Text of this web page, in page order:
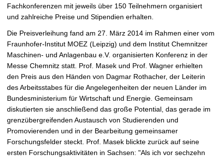
Fachkonferenzen mit jeweils über 150 Teilnehmern organisiert
und zahlreiche Preise und Stipendien erhalten.
Die Preisverleihung fand am 27. März 2014 im Rahmen einer vom
Fraunhofer-Institut MOEZ (Leipzig) und dem Institut Chemnitzer
Maschinen- und Anlagenbau e.V. organisierten Konferenz in der
Messe Chemnitz statt. Prof. Masek und Prof. Wagner erhielten
den Preis aus den Händen von Dagmar Rothacher, der Leiterin
des Arbeitsstabes für die Angelegenheiten der neuen Länder im
Bundesministerium für Wirtschaft und Energie. Gemeinsam
diskutierten sie anschließend das große Potential, das gerade im
grenzübergreifenden Austausch von Studierenden und
Promovierenden und in der Bearbeitung gemeinsamer
Forschungsfelder steckt. Prof. Masek blickte zurück auf seine
ersten Forschungsaktivitäten in Sachsen: "Als ich vor sechzehn